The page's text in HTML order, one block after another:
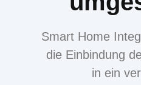
Smart Home
die Einbindung
in ein